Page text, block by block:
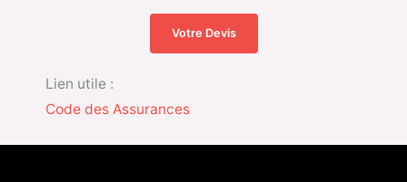
Votre Devis
Lien utile :
Code des Assurances